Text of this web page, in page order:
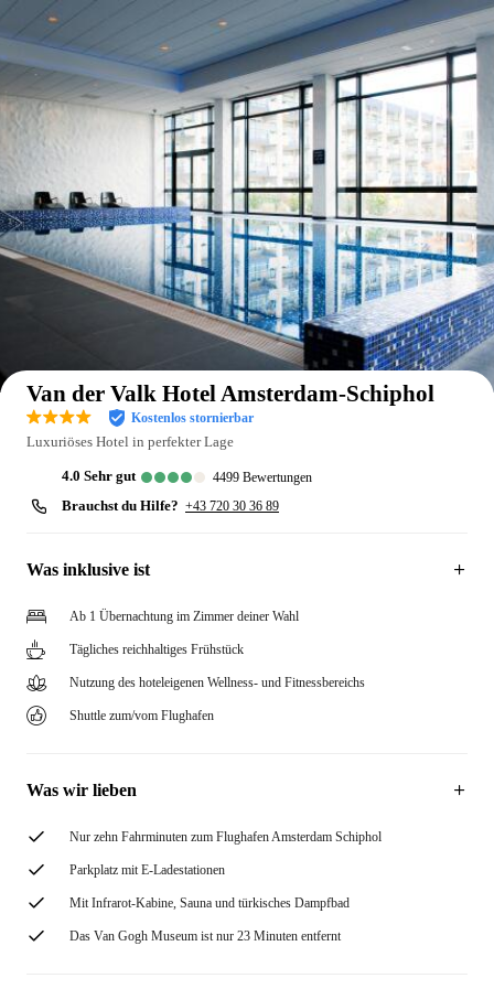
Auf der Karte anzeigen
Van der Valk Hotel Amsterdam-Schiphol
Kostenlos stornierbar
Luxuriöses Hotel in perfekter Lage
4.0 sehr gut 4499 Bewertungen
Brauchst du Hilfe? +43 720 30 36 89
Was inklusive ist
Ab 1 Übernachtung im Zimmer deiner Wahl
Tägliches reichhaltiges Frühstück
Nutzung des hoteleigenen Wellness- und Fitnessbereichs
Shuttle zum/vom Flughafen
Was wir lieben
Nur zehn Fahrminuten zum Flughafen Amsterdam Schiphol
Parkplatz mit E-Ladestationen
Mit Infrarot-Kabine, Sauna und türkisches Dampfbad
Das Van Gogh Museum ist nur 23 Minuten entfernt